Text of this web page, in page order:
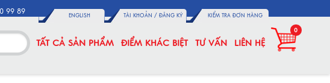
99 89 ENGLISH TÀI KHOẢN / ĐĂNG KÝ KIỂM TRA ĐƠN HÀNG
TẤT CẢ SẢN PHẨM ĐIỂM KHÁC BIỆT TƯ VẤN LIÊN HỆ
0